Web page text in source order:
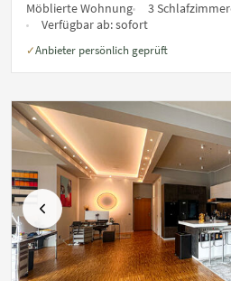
Möblierte Wohnung
3 Schlafzimmer
Verfügbar ab:sofort
✓Anbieter persönlich geprüft
Vorherige